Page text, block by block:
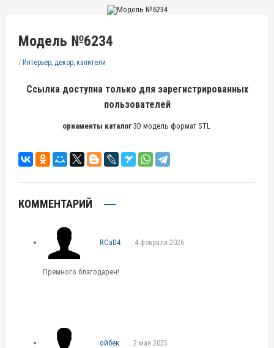
Модель №6234
/ Интерьер, декор, капители
Ссылка доступна только для зарегистрированных
пользователей
орнаменты каталог 3D модель формат STL
КОММЕНТАРИЙ
RCaD4 4 февраля 2026
Премного благодарен!
ойбек 2 мая 2025